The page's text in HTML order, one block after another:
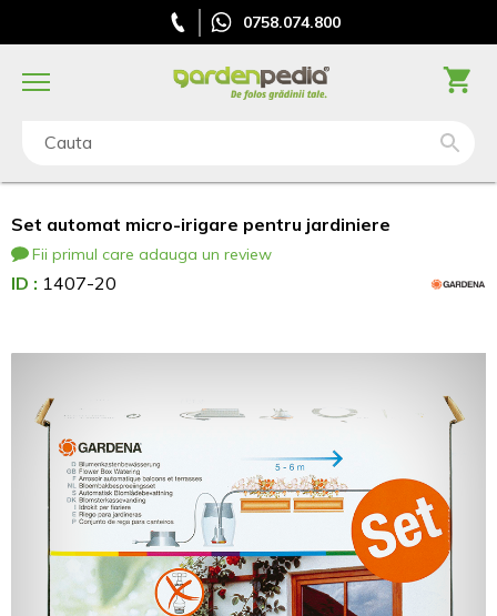
0758.074.800
Cauta
Set automat micro-irigare pentru jardiniere
Fii primul care adauga un review
ID : 1407-20